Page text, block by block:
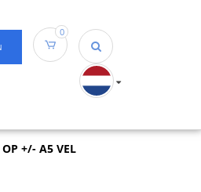
0
OP +/- A5 VEL